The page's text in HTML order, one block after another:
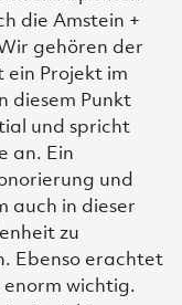
die Amstein +
gehören der
ein Projekt im
diesem Punkt
und spricht
an. Ein
und
auch in dieser
zu
Ebenso erachtet
wichtig.